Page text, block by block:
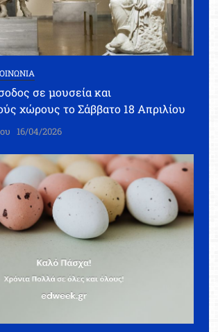
σε μουσεία και
χώρους το Σάββατο 18 Απριλίου
16/04/2026